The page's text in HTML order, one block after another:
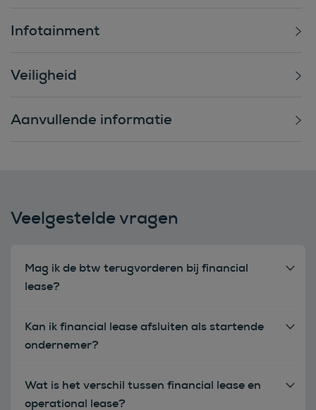
Infotainment
Veiligheid
Aanvullende informatie
Veelgestelde vragen
Mag ik de btw terugvorderen bij financial
lease?
Kan ik financial lease afsluiten als startende
ondernemer?
Wat is het verschil tussen financial lease en
operational lease?